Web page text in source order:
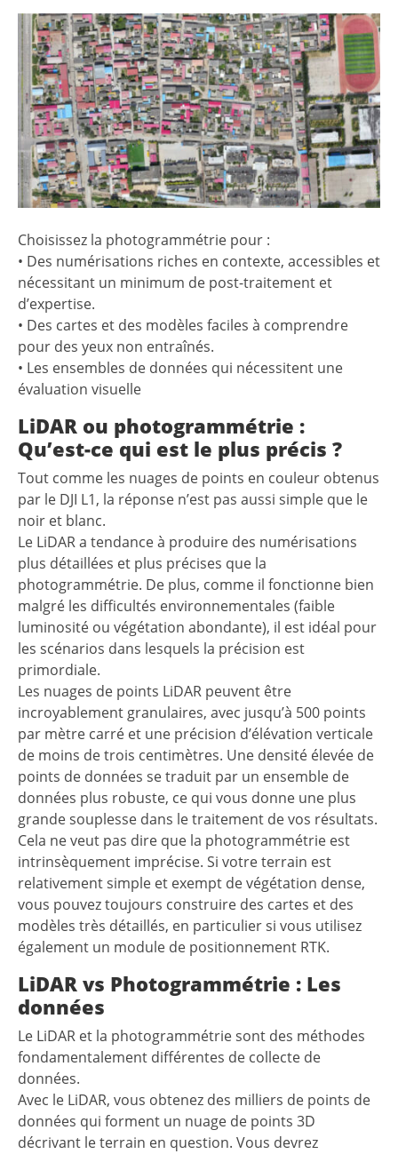
Choisissez la photogrammétrie pour :
• Des numérisations riches en contexte, accessibles et
nécessitant un minimum de post-traitement et
d’expertise.
• Des cartes et des modèles faciles à comprendre
pour des yeux non entraînés.
• Les ensembles de données qui nécessitent une
évaluation visuelle
LiDAR ou photogrammétrie :
Qu’est-ce qui est le plus précis ?
Tout comme les nuages de points en couleur obtenus
par le DJI L1, la réponse n’est pas aussi simple que le
noir et blanc.
Le LiDAR a tendance à produire des numérisations
plus détaillées et plus précises que la
photogrammétrie. De plus, comme il fonctionne bien
malgré les difficultés environnementales (faible
luminosité ou végétation abondante), il est idéal pour
les scénarios dans lesquels la précision est
primordiale.
Les nuages de points LiDAR peuvent être
incroyablement granulaires, avec jusqu’à 500 points
par mètre carré et une précision d’élévation verticale
de moins de trois centimètres. Une densité élevée de
points de données se traduit par un ensemble de
données plus robuste, ce qui vous donne une plus
grande souplesse dans le traitement de vos résultats.
Cela ne veut pas dire que la photogrammétrie est
intrinsèquement imprécise. Si votre terrain est
relativement simple et exempt de végétation dense,
vous pouvez toujours construire des cartes et des
modèles très détaillés, en particulier si vous utilisez
également un module de positionnement RTK.
LiDAR vs Photogrammétrie : Les
données
Le LiDAR et la photogrammétrie sont des méthodes
fondamentalement différentes de collecte de
données.
Avec le LiDAR, vous obtenez des milliers de points de
données qui forment un nuage de points 3D
décrivant le terrain en question. Vous devrez